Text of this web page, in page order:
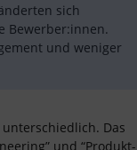
sich
Bewerber:innen.
und weniger
Das
und “Produkt-